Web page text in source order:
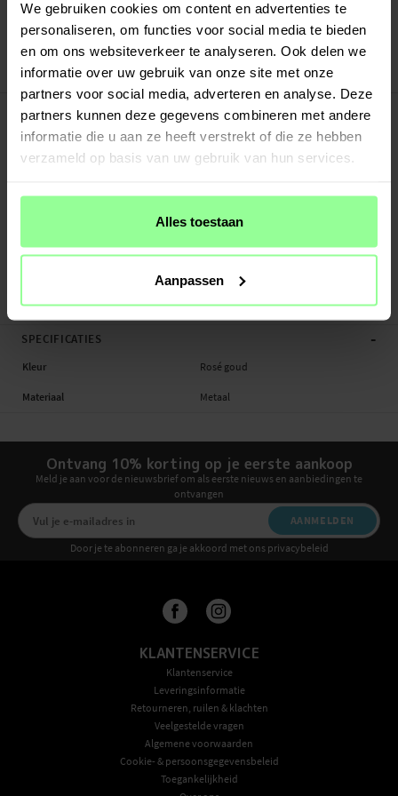
We gebruiken cookies om content en advertenties te
personaliseren, om functies voor social media te bieden
en om ons websiteverkeer te analyseren. Ook delen we
informatie over uw gebruik van onze site met onze
partners voor social media, adverteren en analyse. Deze
partners kunnen deze gegevens combineren met andere
informatie die u aan ze heeft verstrekt of die ze hebben
verzameld op basis van uw gebruik van hun services.
Alles toestaan
Aanpassen
Art number:74442
PRODUCTBESCHRIJVING -
Bandje van rvs voor Huawei Watch GT Runner 2. Deze armband is zeer
horloge. Inclusief bevestigingsmechanisme zodat je het bandje eenvoudig
- Discrete sluiting voor eenvouding om- en afdoen
smartwacht
- Verstelbaar in lengte - past rond de meeste polsen (
Meer
SPECIFICATIES -
Kleur Rosé goud
Materiaal Metaal
Ontvang 10% korting op je eerste aankoop
Meld je aan voor de nieuwsbrief om als eerste nieuws en aanbiedingen te
ontvangen
AANMELDEN
Door je te abonneren ga je akkoord met ons privacybeleid
KLANTENSERVICE
Klantenservice
Leveringsinformatie
Retourneren, ruilen & klachten
Veelgestelde vragen
Algemene voorwaarden
Cookie- & persoonsgegevensbeleid
Toegankelijkheid